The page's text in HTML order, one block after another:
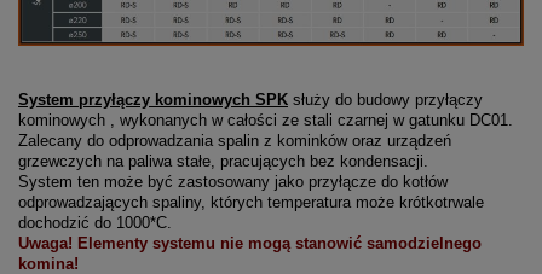
System przyłączy kominowych SPK służy do budowy przyłączy
kominowych , wykonanych w całości ze stali czarnej w gatunku DC01.
Zalecany do odprowadzania spalin z kominków oraz urządzeń
grzewczych na paliwa stałe, pracujących bez kondensacji.
System ten może być zastosowany jako przyłącze do kotłów
odprowadzających spaliny, których temperatura może krótkotrwale
dochodzić do 1000*C.
Uwaga! Elementy systemu nie mogą stanowić samodzielnego
komina!